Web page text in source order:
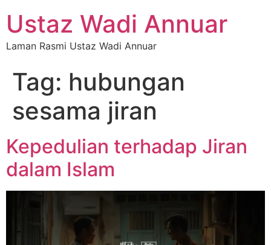
Ustaz Wadi Annuar
Laman Rasmi Ustaz Wadi Annuar
Tag: hubungan
sesama jiran
Kepedulian terhadap Jiran
dalam Islam